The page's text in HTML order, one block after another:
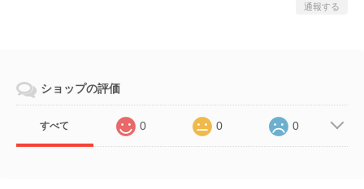
通報する
ショップの評価
すべて 0 0 0